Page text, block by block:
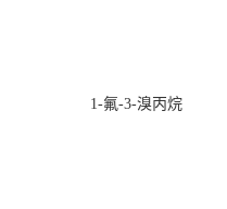
1-氟-3-溴丙烷